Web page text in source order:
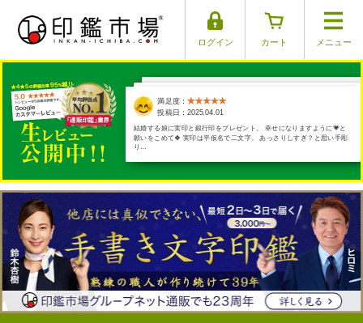
ログイン カート メニュー
満足度：
投稿日：2025.03.29
満足度：
投稿日：2025.03.30
満足度：
投稿日：2025.03.17
満足度：
投稿日：2025.04.01
結婚する娘に実印と銀行印をプレゼント。 幸せになりますように💗と
願いをこめて🍀 実印は平仮名で二文字。 あっさりしすぎ？と思い手彫
り…
満足度：
投稿日：2025.03.26